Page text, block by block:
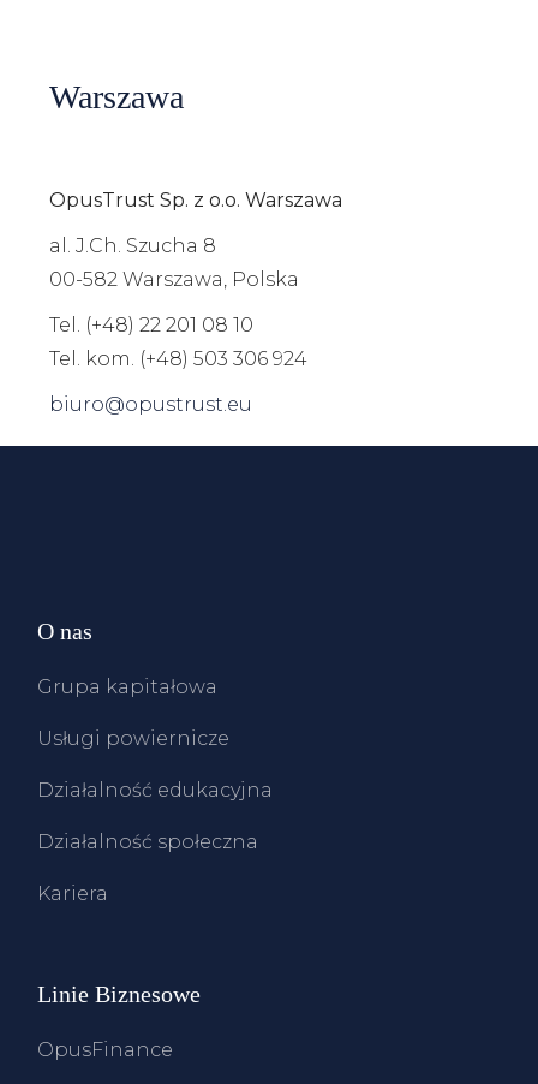
Warszawa
OpusTrust Sp. z o.o. Warszawa
al. J.Ch. Szucha 8
00-582 Warszawa, Polska
Tel. (+48) 22 201 08 10
Tel. kom. (+48) 503 306 924
biuro@opustrust.eu
O nas
Grupa kapitałowa
Usługi powiernicze
Działalność edukacyjna
Działalność społeczna
Kariera
Linie Biznesowe
OpusFinance